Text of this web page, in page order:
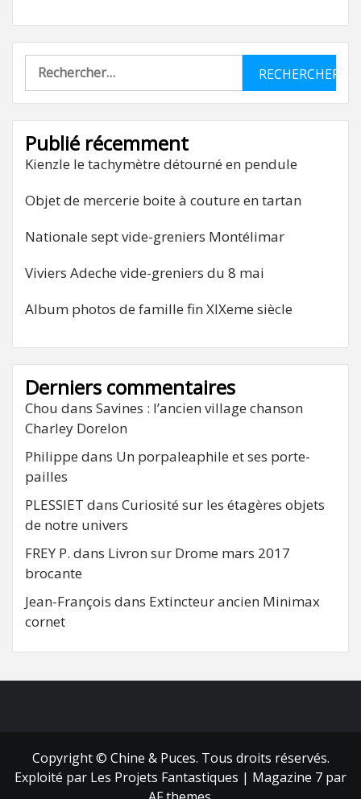
Rechercher :
Publié récemment
Kienzle le tachymètre détourné en pendule
Objet de mercerie boite à couture en tartan
Nationale sept vide-greniers Montélimar
Viviers Adeche vide-greniers du 8 mai
Album photos de famille fin XIXeme siècle
Derniers commentaires
Chou dans Savines : l’ancien village chanson
Charley Dorelon
Philippe dans Un porpaleaphile et ses porte-
pailles
PLESSIET dans Curiosité sur les étagères objets
de notre univers
FREY P. dans Livron sur Drome mars 2017
brocante
Jean-François dans Extincteur ancien Minimax
cornet
Copyright © Chine & Puces. Tous droits réservés.
Exploité par Les Projets Fantastiques | Magazine 7 par